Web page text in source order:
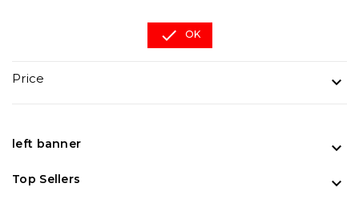
 OK
Price 
left banner 
Top Sellers 